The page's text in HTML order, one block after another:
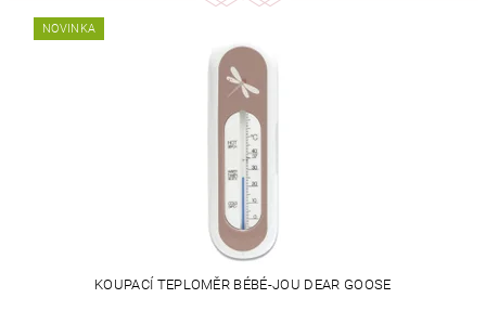
NOVINKA
KOUPACÍ TEPLOMĚR BÉBÉ-JOU DEAR GOOSE